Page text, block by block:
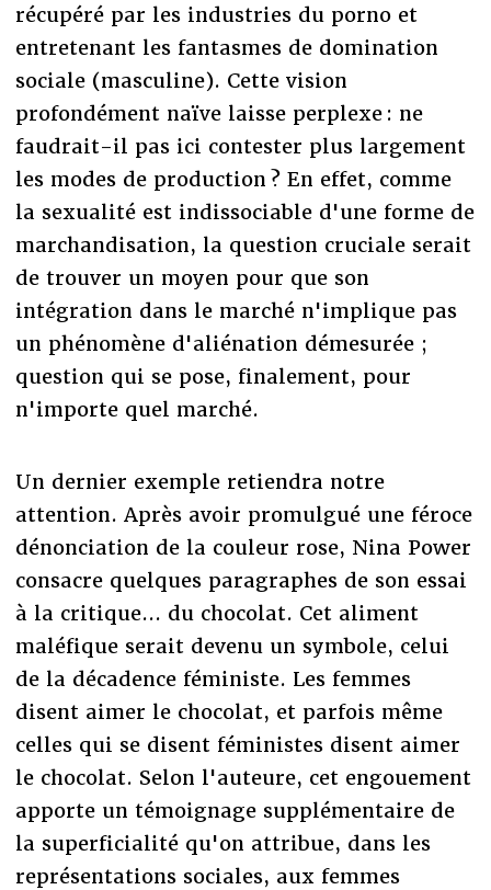
récupéré par les industries du porno et
entretenant les fantasmes de domination
sociale (masculine). Cette vision
profondément naïve laisse perplexe : ne
faudrait-il pas ici contester plus largement
les modes de production ? En effet, comme
la sexualité est indissociable d'une forme de
marchandisation, la question cruciale serait
de trouver un moyen pour que son
intégration dans le marché n'implique pas
un phénomène d'aliénation démesurée ;
question qui se pose, finalement, pour
n'importe quel marché.
Un dernier exemple retiendra notre
attention. Après avoir promulgué une féroce
dénonciation de la couleur rose, Nina Power
consacre quelques paragraphes de son essai
à la critique... du chocolat. Cet aliment
maléfique serait devenu un symbole, celui
de la décadence féministe. Les femmes
disent aimer le chocolat, et parfois même
celles qui se disent féministes disent aimer
le chocolat. Selon l'auteure, cet engouement
apporte un témoignage supplémentaire de
la superficialité qu'on attribue, dans les
représentations sociales, aux femmes